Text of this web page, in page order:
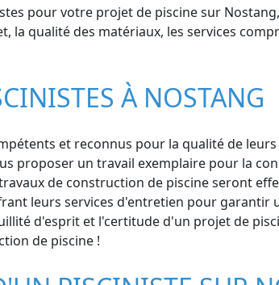
pour votre projet de piscine sur
la qualité des matériaux, les services
À NOSTANG
et reconnus pour la qualité de
proposer un travail exemplaire pour la
de construction de piscine seront
leurs services d'entretien pour garantir
d'esprit et l'certitude d'un projet de
de piscine !